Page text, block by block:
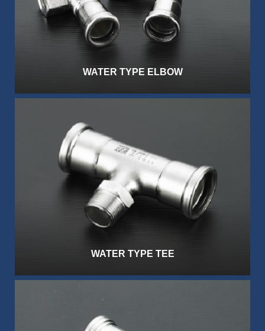
WATER TYPE ELBOW
WATER TYPE TEE